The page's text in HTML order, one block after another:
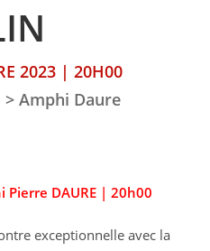
2023 | 20H00
> Amphi Daure
DAURE | 20h00
exceptionnelle avec la